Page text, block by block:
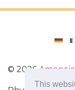
This
© 2026